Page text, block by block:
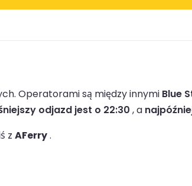
Operatorami są między innymi Blue
odjazd jest o 22:30 , a
z AFerry.